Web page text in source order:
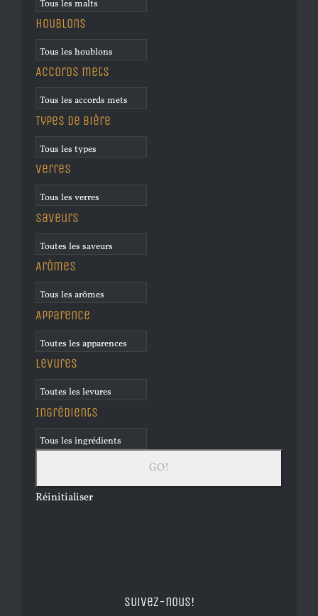
Houblons
Accords mets
Types de bière
Verres
Saveurs
Arômes
Apparence
Levures
Ingrédients
Réinitialiser
Suivez-nous!